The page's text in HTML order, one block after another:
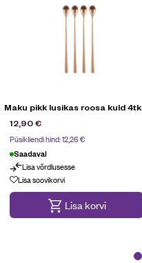
Maku pikk lusikas roosa kuld 4tk
12,90€
Püsikliendi hind:12,26€
Saadaval
Lisa võrdlusesse
Lisa soovikorvi
Lisa korvi